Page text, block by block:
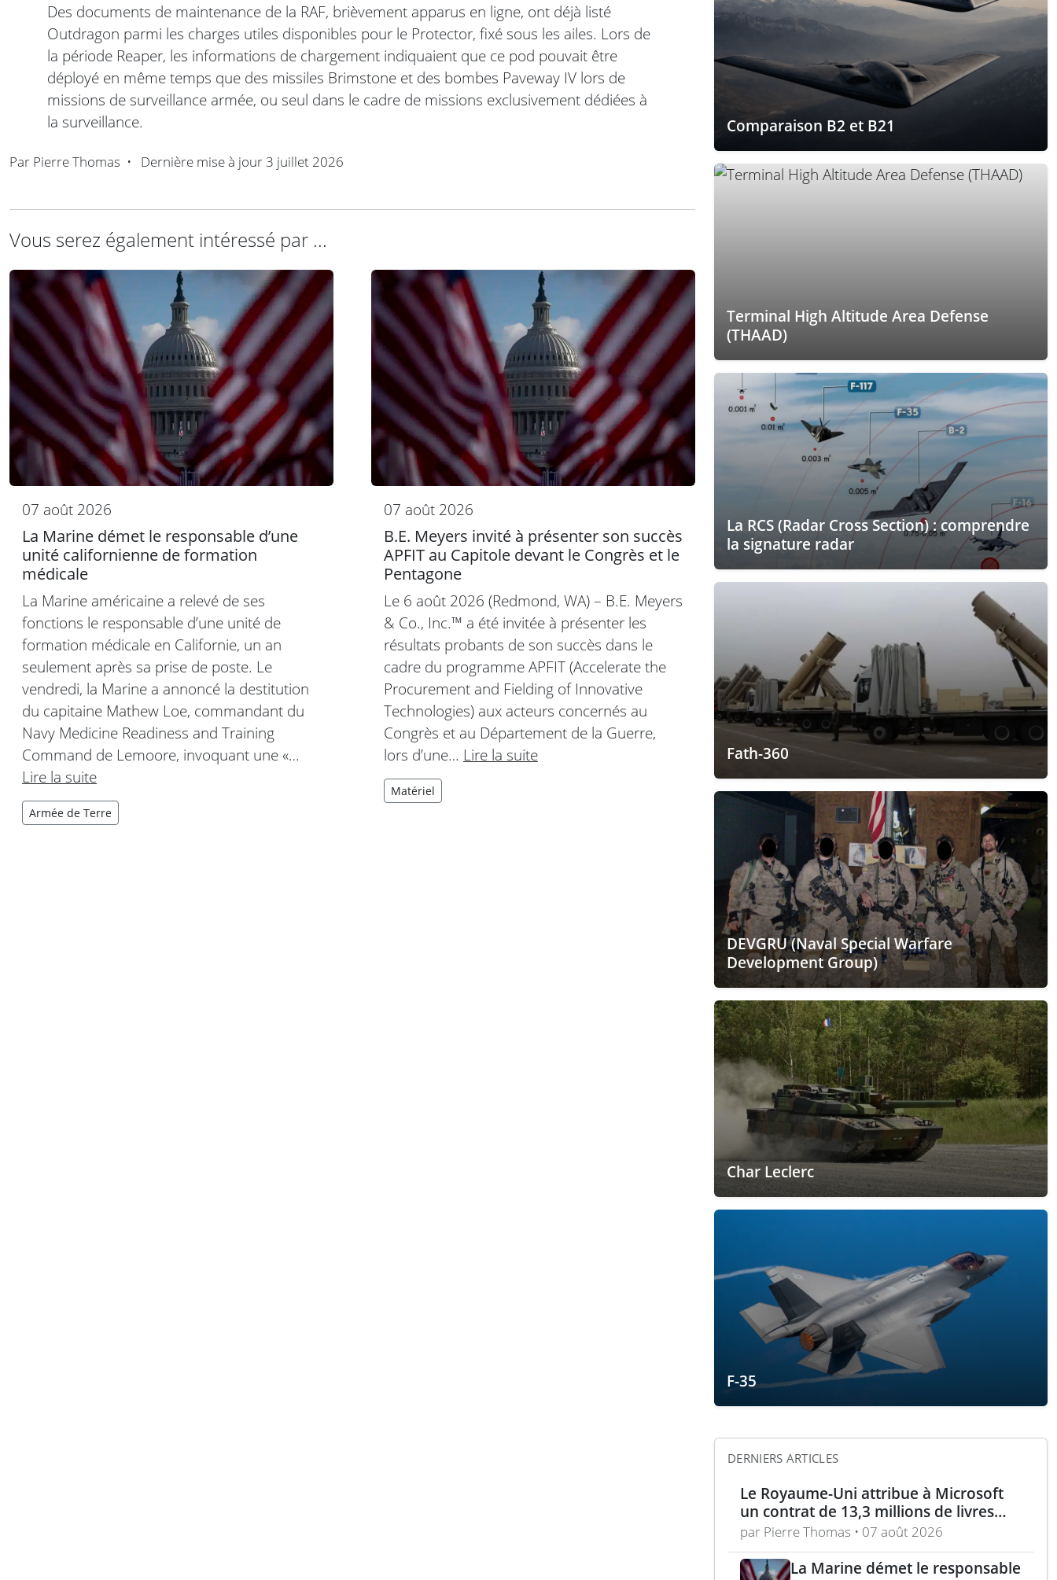
Des documents de maintenance de la RAF, brièvement apparus en ligne, ont déjà listé
Outdragon parmi les charges utiles disponibles pour le Protector, fixé sous les ailes. Lors de
la période Reaper, les informations de chargement indiquaient que ce pod pouvait être
déployé en même temps que des missiles Brimstone et des bombes Paveway IV lors de
missions de surveillance armée, ou seul dans le cadre de missions exclusivement dédiées à
la surveillance.
Par Pierre Thomas • Dernière mise à jour 3 juillet 2026
Vous serez également intéressé par ...
07 août 2026
La Marine démet le responsable d’une
unité californienne de formation
médicale
La Marine américaine a relevé de ses
fonctions le responsable d’une unité de
formation médicale en Californie, un an
seulement après sa prise de poste. Le
vendredi, la Marine a annoncé la destitution
du capitaine Mathew Loe, commandant du
Navy Medicine Readiness and Training
Command de Lemoore, invoquant une «…
Lire la suite
Armée de Terre
07 août 2026
B.E. Meyers invité à présenter son succès
APFIT au Capitole devant le Congrès et le
Pentagone
Le 6 août 2026 (Redmond, WA) – B.E. Meyers
& Co., Inc.™ a été invitée à présenter les
résultats probants de son succès dans le
cadre du programme APFIT (Accelerate the
Procurement and Fielding of Innovative
Technologies) aux acteurs concernés au
Congrès et au Département de la Guerre,
lors d’une… Lire la suite
Matériel
Comparaison B2 et B21
Terminal High Altitude Area Defense
(THAAD)
La RCS (Radar Cross Section) : comprendre
la signature radar
Fath-360
DEVGRU (Naval Special Warfare
Development Group)
Char Leclerc
F-35
DERNIERS ARTICLES
Le Royaume-Uni attribue à Microsoft
un contrat de 13,3 millions de livres
pour l’analyse des menaces
par Pierre Thomas • 07 août 2026
La Marine démet le responsable